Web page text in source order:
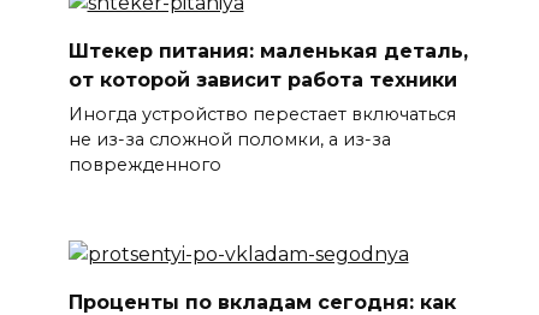
Штекер питания: маленькая деталь,
от которой зависит работа техники
Иногда устройство перестает включаться
не из-за сложной поломки, а из-за
поврежденного
Проценты по вкладам сегодня: как